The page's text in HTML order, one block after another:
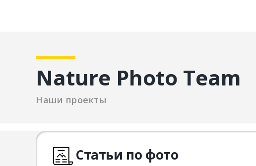
Nature Photo Team
Наши проекты
Статьи по фото